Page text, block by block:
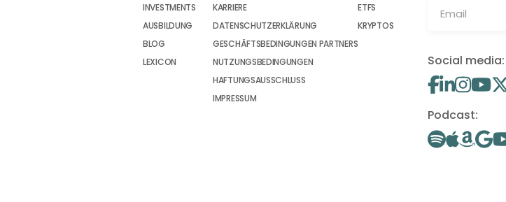
INVESTMENTS
AUSBILDUNG
BLOG
LEXICON
KARRIERE
DATENSCHUTZERKLÄRUNG
GESCHÄFTSBEDINGUNGEN PARTNERS
NUTZUNGSBEDINGUNGEN
HAFTUNGSAUSSCHLUSS
IMPRESSUM
ETFS
KRYPTOS
Social media:
Podcast: